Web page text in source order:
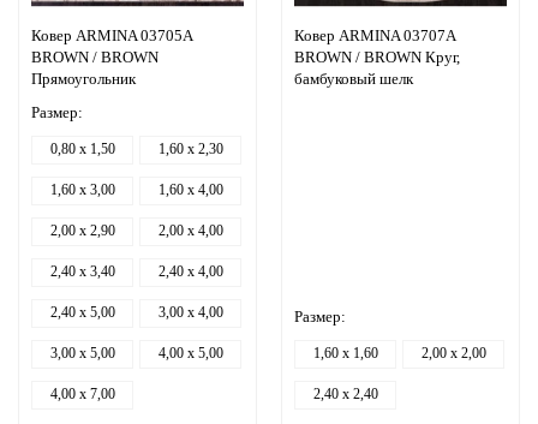
Ковер ARMINA 03705A
BROWN / BROWN
Прямоугольник
Размер:
0,80 x 1,50 1,60 x 2,30
1,60 x 3,00 1,60 x 4,00
2,00 x 2,90 2,00 x 4,00
2,40 x 3,40 2,40 x 4,00
2,40 x 5,00 3,00 x 4,00
3,00 x 5,00 4,00 x 5,00
4,00 x 7,00
Ковер ARMINA 03707A
BROWN / BROWN Круг,
бамбуковый шелк
Размер:
1,60 x 1,60 2,00 x 2,00
2,40 x 2,40